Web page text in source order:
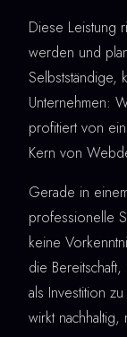
Diese Leistung
werden und
Selbstständige,
Unternehmen:
profitiert von
Kern von
Gerade in
professionelle
keine
die
als Investition
wirkt nachhaltig,